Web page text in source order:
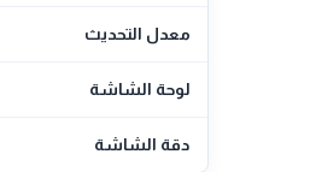
معدل التحديث
لوحة الشاشة
دقة الشاشة